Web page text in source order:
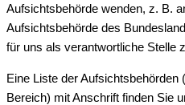
Aufsichtsbehörde wenden, z. B.
Aufsichtsbehörde des
für uns als verantwortliche Stelle
Eine Liste der Aufsichtsbehörden
Bereich) mit Anschrift finden Sie